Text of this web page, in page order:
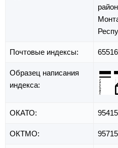
Почтовые индексы:
Образец написания
индекса:
ОКАТО:
ОКТМО: